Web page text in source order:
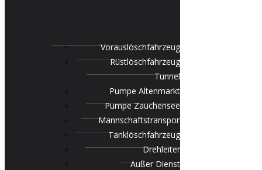
Vorauslöschfahrzeug
Rüstlöschfahrzeug
Tunnel
Pumpe Altenmarkt
Pumpe Zauchensee
Mannschaftstransportfahrzeug
Tanklöschfahrzeug
Drehleiter
Außer Dienst